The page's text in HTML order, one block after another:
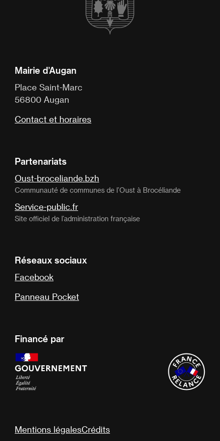
Mairie d’Augan
Place Saint-Marc
56800 Augan
Contact et horaires
Partenariats
Oust-broceliande.bzh
Communauté de communes de l’Oust à Brocéliande
Service-public.fr
Site officiel de l’administration française
Réseaux sociaux
Facebook
Panneau Pocket
Financé par
Mentions légalesCrédits